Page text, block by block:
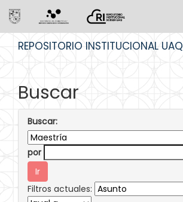
REPOSITORIO INSTITUCIONAL UAQ
Buscar
Buscar:
por
Filtros actuales: